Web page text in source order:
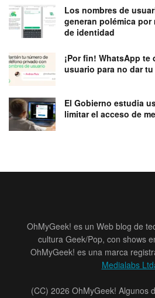
Los nombres de
generan polémica
de identidad
¡Por fin! WhatsApp
usuario para no dar
El Gobierno estudia
limitar el acceso de
OhMyGeek! es un Web blog de
cultura Geek/Pop, con shows
OhMyGeek! es una marca
Medialabs
(CC) 2026 OhMyGeek! Algunos